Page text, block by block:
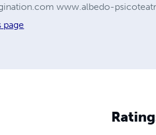
www.albedo-
page